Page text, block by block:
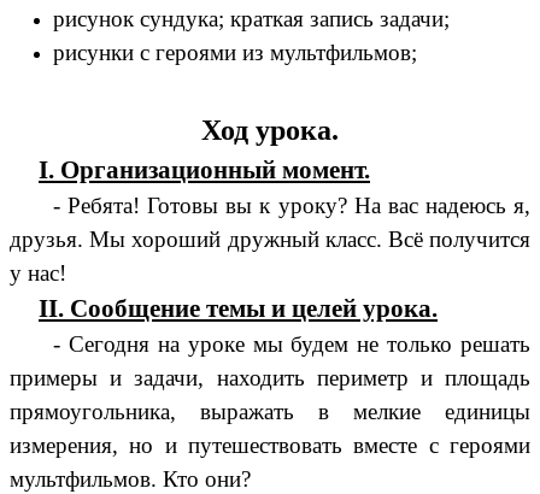
рисунок сундука; краткая запись задачи;
рисунки с героями из мультфильмов;
Ход урока.
I. Организационный момент.
- Ребята! Готовы вы к уроку? На вас надеюсь я,
друзья. Мы хороший дружный класс. Всё получится
у нас!
II. Сообщение темы и целей урока.
- Сегодня на уроке мы будем не только решать
примеры и задачи, находить периметр и площадь
прямоугольника, выражать в мелкие единицы
измерения, но и путешествовать вместе с героями
мультфильмов. Кто они?